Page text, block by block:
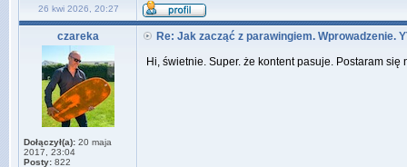
26 kwi 2026, 20:27
czareka
Dołączył(a): 20 maja
2017, 23:04
Posty: 822
Re: Jak zacząć z parawingiem. Wprowadzenie.
Hi, świetnie. Super. że kontent pasuje. Postaram